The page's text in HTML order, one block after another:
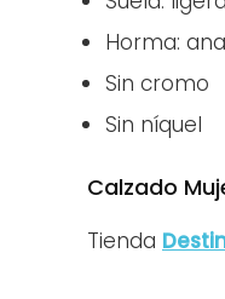
Horma:
Sin cromo
Sin níquel
Calzado
Tienda